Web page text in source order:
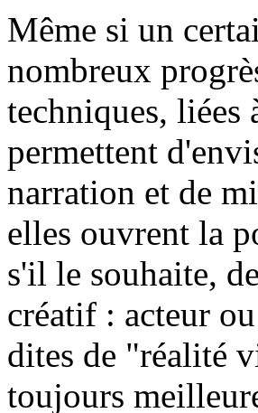
Même si un
nombreux
techniques,
permettent
narration et de
elles ouvrent la
s'il le souhaite,
créatif : acteur
dites de "réalité
toujours